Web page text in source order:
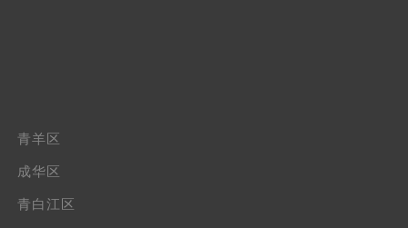
青羊区
成华区
青白江区